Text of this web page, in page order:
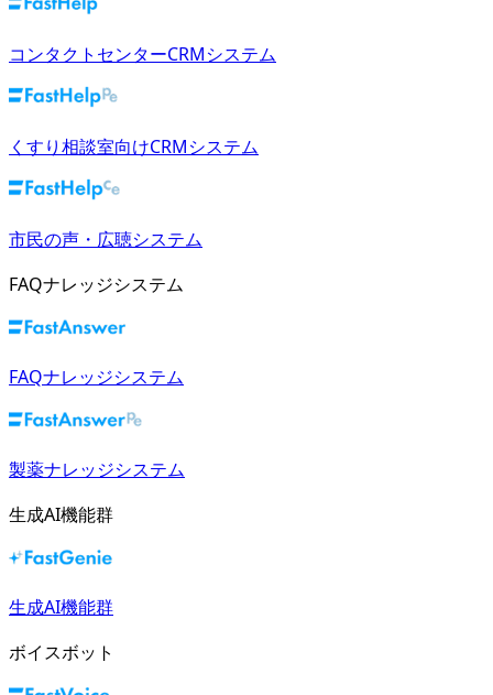
コンタクトセンターCRMシステム
くすり相談室向けCRMシステム
市民の声・広聴システム
FAQナレッジシステム
FAQナレッジシステム
製薬ナレッジシステム
生成AI機能群
生成AI機能群
ボイスボット